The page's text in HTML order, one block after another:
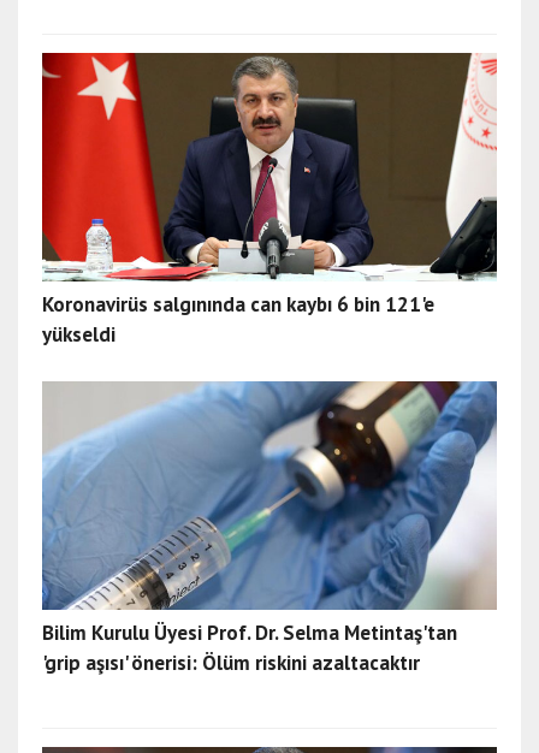
Koronavirüs salgınında can kaybı 6 bin 121'e
yükseldi
Bilim Kurulu Üyesi Prof. Dr. Selma Metintaş'tan
'grip aşısı' önerisi: Ölüm riskini azaltacaktır